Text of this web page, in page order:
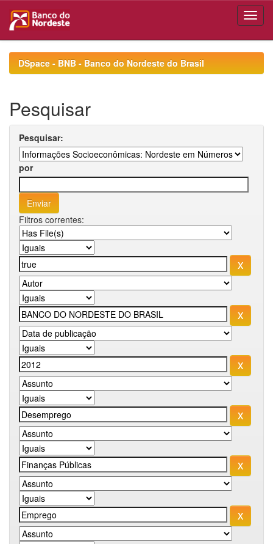
navigationDSpace - BNB - Banco do Nordeste do Brasil
Pesquisar
Pesquisar:
por
Filtros correntes: